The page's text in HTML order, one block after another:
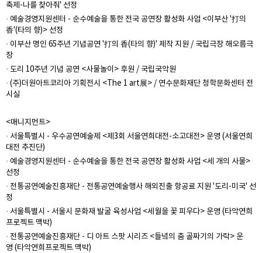
축제-나를 찾아줘' 선정
· 예술경영지원센터 - 순수예술을 통한 전국 공연장 활성화 사업 <이부산 '打의
香'(타의 향)> 선정
· 이부산 명인 65주년 기념공연 '打의 香(타의 향)' 제작 지원 / 국립극장 해오름극
장
· 도리 10주년 기념 공연 <사물놀이> 후원 / 국립국악원
· (주)더원아트코리아 기획전시 <The 1 art展> / 연수문화재단 청학문화센터 전
시실
<매니지먼트>
· 서울특별시 - 우수공연예술제 <제3회 서울연희대전-소고대전> 운영 (서울연희
대전 추진단)
· 예술경영지원센터 - 순수예술을 통한 전국 공연장 활성화 사업 <세 개의 사물>
선정
· 전통공연예술진흥재단 - 전통공연예술행사 해외진출 항공료 지원 '도리-미국' 선
정
· 서울특별시 - 서울시 문화재 발굴 육성사업 <세월을 꽃 피우다> 운영 (타악연희
프로젝트 맥박)
· 전통공연예술진흥재단 - 디 아트 스팟 시리즈 <들녘의 춤 골짜기의 가락> 운
영 (타악연희프로젝트 맥박)